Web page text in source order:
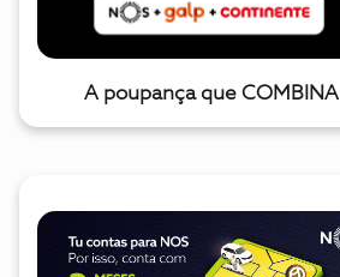
A poupança que COMBINA